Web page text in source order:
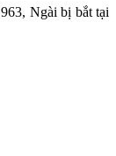
Ngài bị bắt tại